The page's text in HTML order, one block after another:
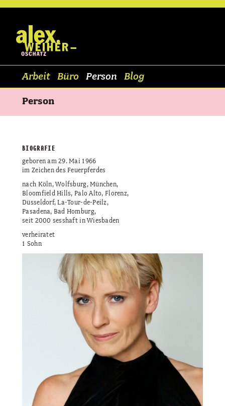
Arbeit Büro Person Blog
Person
BIOGRAFIE
geboren am 29. Mai 1966
im Zeichen des Feuerpferdes
nach Köln, Wolfsburg, München,
Bloomfield Hills, Palo Alto, Florenz,
Düsseldorf, La-Tour-de-Peilz,
Pasadena, Bad Homburg,
seit 2000 sesshaft in Wiesbaden
verheiratet
1 Sohn